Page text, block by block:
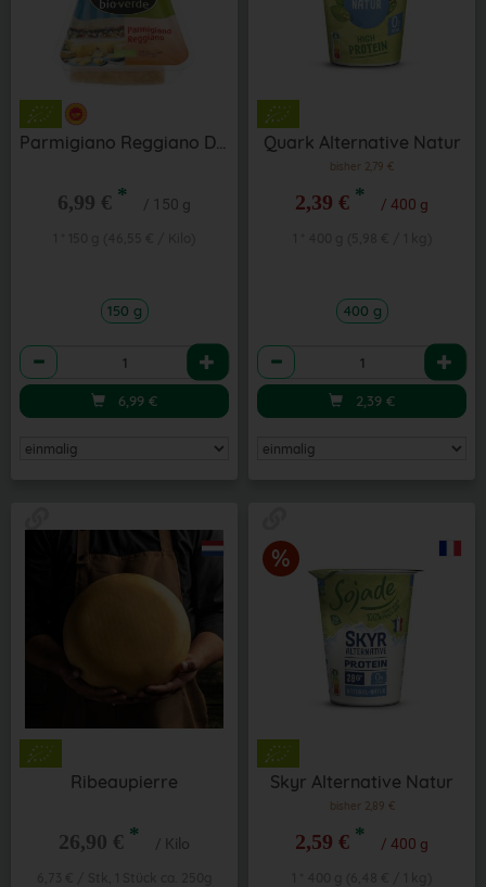
Parmigiano Reggiano D.O.P.
6,99 € * / 150 g
150 g
Anzahl
6,99 €
Quark Alternative Natur
bisher 2,79 €
2,39 € * / 400 g
400 g
Anzahl
2,39 €
Ribeaupierre
26,90 € * / Kilo
Skyr Alternative Natur
bisher 2,89 €
2,59 € * / 400 g